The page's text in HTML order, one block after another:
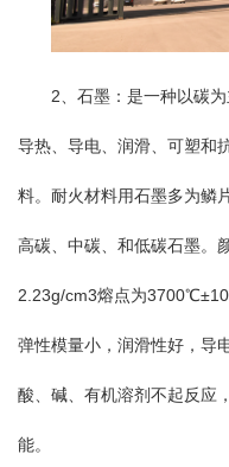
2、石墨：是一种以碳
导热、导电、润滑、可塑和
料。耐火材料用石墨多为鳞
高碳、中碳、和低碳石墨。
2.23g/cm3熔点为
弹性模量小，润滑性好，导
酸、碱、有机溶剂不起反应
能。